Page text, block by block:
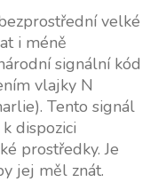
velké
i méně
signální kód
vlajky N
Tento signál
dispozici
prostředky. Je
jej měl znát.